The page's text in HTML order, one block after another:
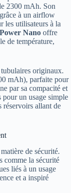
2300 mAh. Son
à un airflow
les utilisateurs à la
Nano offre
de température,
originaux.
mAh), parfaite pour
par sa compacité et
pour un usage simple
réservoirs allant de
de sécurité.
comme la sécurité
liés à un usage
et a inspiré